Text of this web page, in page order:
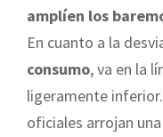
amplíen los
En cuanto a la
consumo, va en la
ligeramente
oficiales arrojan una